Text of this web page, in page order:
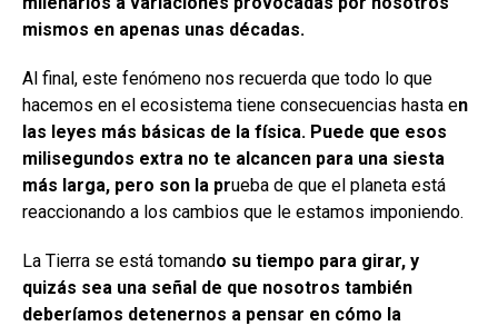
mismos en apenas unas décadas.
Al final, este fenómeno nos recuerda que todo lo que
hacemos en el ecosistema tiene consecuencias hasta en
las leyes más básicas de la física. Puede que esos
milisegundos extra no te alcancen para una siesta
más larga, pero son la prueba de que el planeta está
reaccionando a los cambios que le estamos imponiendo.
La Tierra se está tomando su tiempo para girar, y
quizás sea una señal de que nosotros también
deberíamos detenernos a pensar en cómo la